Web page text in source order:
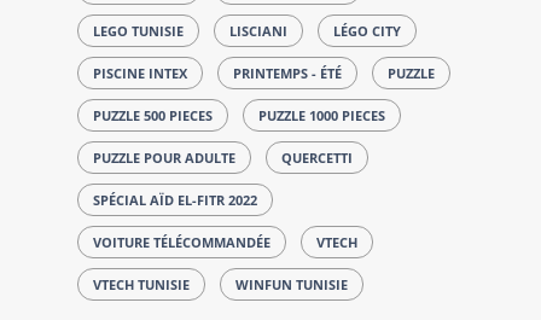
LEGO TUNISIE LISCIANI LÉGO CITY
PISCINE INTEX PRINTEMPS - ÉTÉ PUZZLE
PUZZLE 500 PIECES PUZZLE 1000 PIECES
PUZZLE POUR ADULTE QUERCETTI
SPÉCIAL AÏD EL-FITR 2022
VOITURE TÉLÉCOMMANDÉE VTECH
VTECH TUNISIE WINFUN TUNISIE